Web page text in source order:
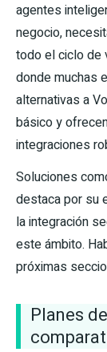
agentes
negocio,
todo el ciclo de
donde muchas
alternativas a
básico y
integraciones
Soluciones
destaca por su
la integración
este ámbito.
próximas
Planes